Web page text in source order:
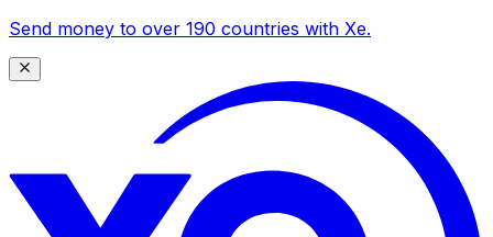
Send money to over 190 countries with Xe.